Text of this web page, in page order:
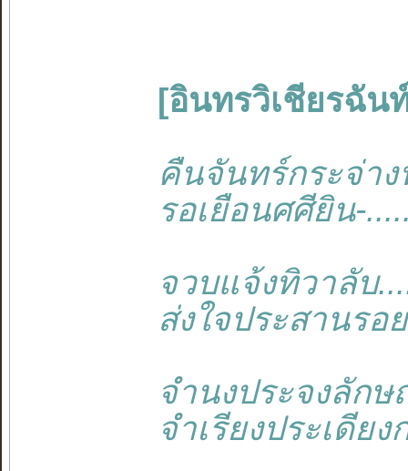
[อินทรวิเชียรฉัน
คืนจันทร์กระจ่า
รอเยือนศศียิน-
จวบแจ้งทิวาลับ
ส่งใจประสานร
จำนงประจงลัก
จำเรียงประเดี